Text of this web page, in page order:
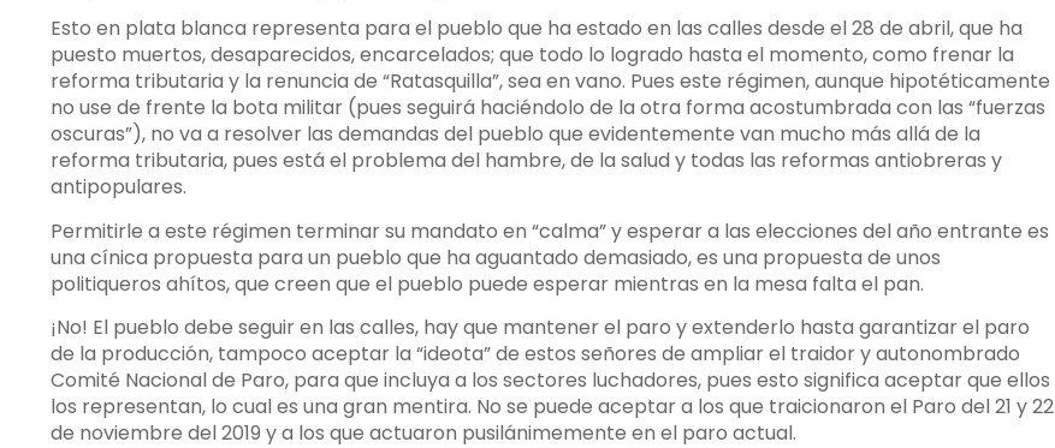
Esto en plata blanca representa para el pueblo que ha estado en las calles desde el 28 de abril, que ha
puesto muertos, desaparecidos, encarcelados; que todo lo logrado hasta el momento, como frenar la
reforma tributaria y la renuncia de “Ratasquilla”, sea en vano. Pues este régimen, aunque hipotéticamente
no use de frente la bota militar (pues seguirá haciéndolo de la otra forma acostumbrada con las “fuerzas
oscuras”), no va a resolver las demandas del pueblo que evidentemente van mucho más allá de la
reforma tributaria, pues está el problema del hambre, de la salud y todas las reformas antiobreras y
antipopulares.
Permitirle a este régimen terminar su mandato en “calma” y esperar a las elecciones del año entrante es
una cínica propuesta para un pueblo que ha aguantado demasiado, es una propuesta de unos
politiqueros ahítos, que creen que el pueblo puede esperar mientras en la mesa falta el pan.
¡No! El pueblo debe seguir en las calles, hay que mantener el paro y extenderlo hasta garantizar el paro
de la producción, tampoco aceptar la “ideota” de estos señores de ampliar el traidor y autonombrado
Comité Nacional de Paro, para que incluya a los sectores luchadores, pues esto significa aceptar que ellos
los representan, lo cual es una gran mentira. No se puede aceptar a los que traicionaron el Paro del 21 y 22
de noviembre del 2019 y a los que actuaron pusilánimemente en el paro actual.